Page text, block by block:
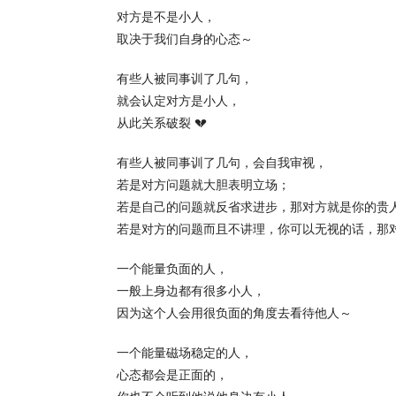
对方是不是小人，
取决于我们自身的心态～
有些人被同事训了几句，
就会认定对方是小人，
从此关系破裂 💔
有些人被同事训了几句，会自我审视，
若是对方问题就大胆表明立场；
若是自己的问题就反省求进步，那对方就是你的贵
若是对方的问题而且不讲理，你可以无视的话，那
一个能量负面的人，
一般上身边都有很多小人，
因为这个人会用很负面的角度去看待他人～
一个能量磁场稳定的人，
心态都会是正面的，